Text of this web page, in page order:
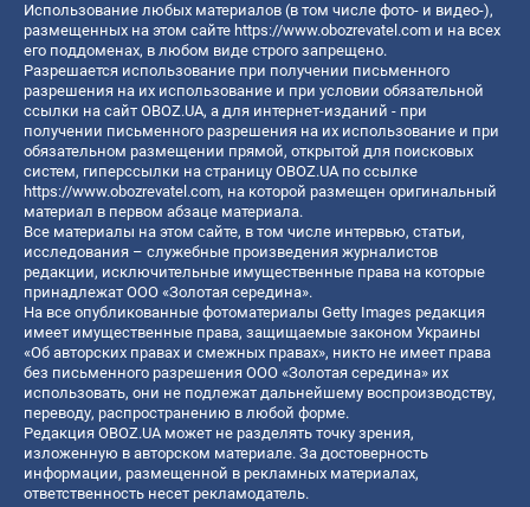
Использование любых материалов (в том числе фото- и видео-),
размещенных на этом сайте https://www.obozrevatel.com и на всех
его поддоменах, в любом виде строго запрещено.
Разрешается использование при получении письменного
разрешения на их использование и при условии обязательной
ссылки на сайт OBOZ.UA, а для интернет-изданий - при
получении письменного разрешения на их использование и при
обязательном размещении прямой, открытой для поисковых
систем, гиперссылки на страницу OBOZ.UA по ссылке
https://www.obozrevatel.com, на которой размещен оригинальный
материал в первом абзаце материала.
Все материалы на этом сайте, в том числе интервью, статьи,
исследования – служебные произведения журналистов
редакции, исключительные имущественные права на которые
принадлежат ООО «Золотая середина».
На все опубликованные фотоматериалы Getty Images редакция
имеет имущественные права, защищаемые законом Украины
«Об авторских правах и смежных правах», никто не имеет права
без письменного разрешения ООО «Золотая середина» их
использовать, они не подлежат дальнейшему воспроизводству,
переводу, распространению в любой форме.
Редакция OBOZ.UA может не разделять точку зрения,
изложенную в авторском материале. За достоверность
информации, размещенной в рекламных материалах,
ответственность несет рекламодатель.